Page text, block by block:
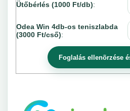
Ütőbérlés (1000 Ft/db):
Odea Win 4db-os teniszlabda
(3000 Ft/cső):